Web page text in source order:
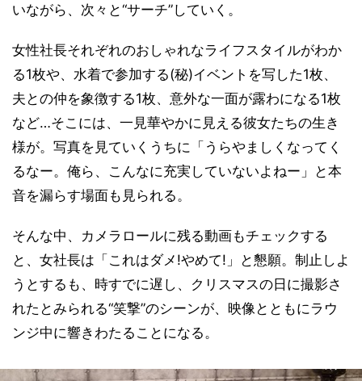
いながら、次々と“サーチ”していく。
女性社長それぞれのおしゃれなライフスタイルがわか
る1枚や、水着で参加する(秘)イベントを写した1枚、
夫との仲を象徴する1枚、意外な一面が露わになる1枚
など…そこには、一見華やかに見える彼女たちの生き
様が。写真を見ていくうちに「うらやましくなってく
るなー。俺ら、こんなに充実していないよねー」と本
音を漏らす場面も見られる。
そんな中、カメラロールに残る動画もチェックする
と、女社長は「これはダメ!やめて!」と懇願。制止しよ
うとするも、時すでに遅し、クリスマスの日に撮影さ
れたとみられる“笑撃”のシーンが、映像とともにラウ
ンジ中に響きわたることになる。